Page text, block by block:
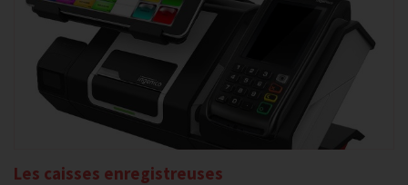
Les caisses enregistreuses